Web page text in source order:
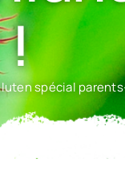
spécial